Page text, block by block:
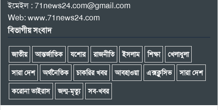
ইমেইল : 71news24.com@gmail.com
Web: www.71news24.com
বিভাগীয় সংবাদ
জাতীয় আন্তর্জাতিক যশোর রাজনীতি ইসলাম শিক্ষা খেলাধুলা
সারা দেশ অর্থনৈতিক চাকরির খবর আবহাওয়া এক্সক্লুসিভ সারা দেশ
করোনা ভাইরাস জন্ম-মৃত্যু সব-খবর